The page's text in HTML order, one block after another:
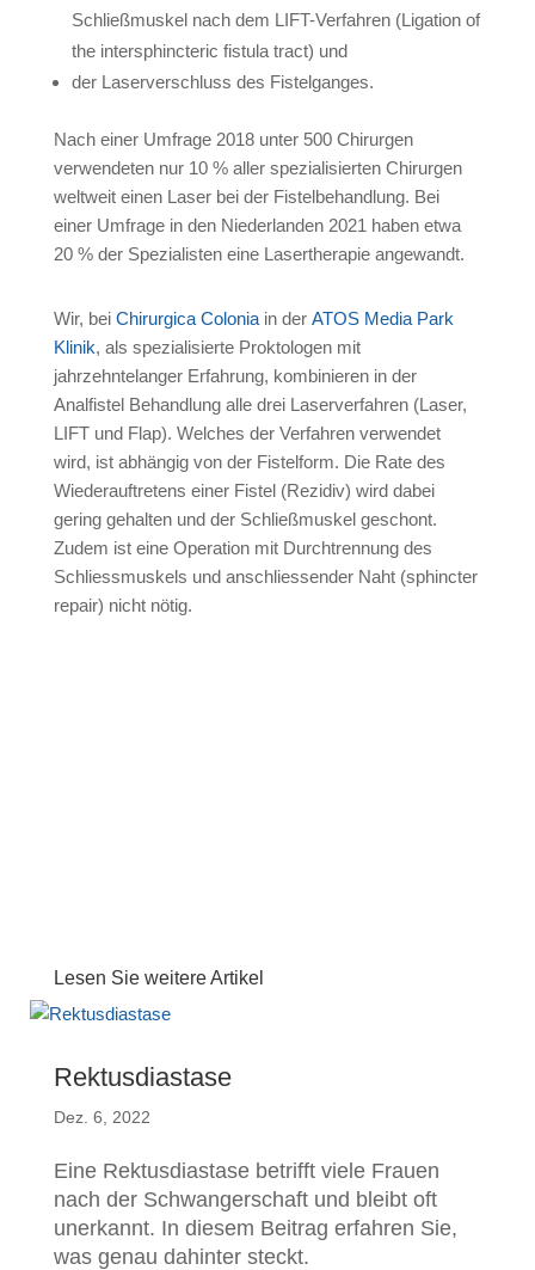
Schließmuskel nach dem LIFT-Verfahren (Ligation of
the intersphincteric fistula tract) und
der Laserverschluss des Fistelganges.
Nach einer Umfrage 2018 unter 500 Chirurgen
verwendeten nur 10 % aller spezialisierten Chirurgen
weltweit einen Laser bei der Fistelbehandlung. Bei
einer Umfrage in den Niederlanden 2021 haben etwa
20 % der Spezialisten eine Lasertherapie angewandt.
Wir, bei Chirurgica Colonia in der ATOS Media Park
Klinik, als spezialisierte Proktologen mit
jahrzehntelanger Erfahrung, kombinieren in der
Analfistel Behandlung alle drei Laserverfahren (Laser,
LIFT und Flap). Welches der Verfahren verwendet
wird, ist abhängig von der Fistelform. Die Rate des
Wiederauftretens einer Fistel (Rezidiv) wird dabei
gering gehalten und der Schließmuskel geschont.
Zudem ist eine Operation mit Durchtrennung des
Schliessmuskels und anschliessender Naht (sphincter
repair) nicht nötig.
Lesen Sie weitere Artikel
Rektusdiastase
Dez. 6, 2022
Eine Rektusdiastase betrifft viele Frauen
nach der Schwangerschaft und bleibt oft
unerkannt. In diesem Beitrag erfahren Sie,
was genau dahinter steckt.